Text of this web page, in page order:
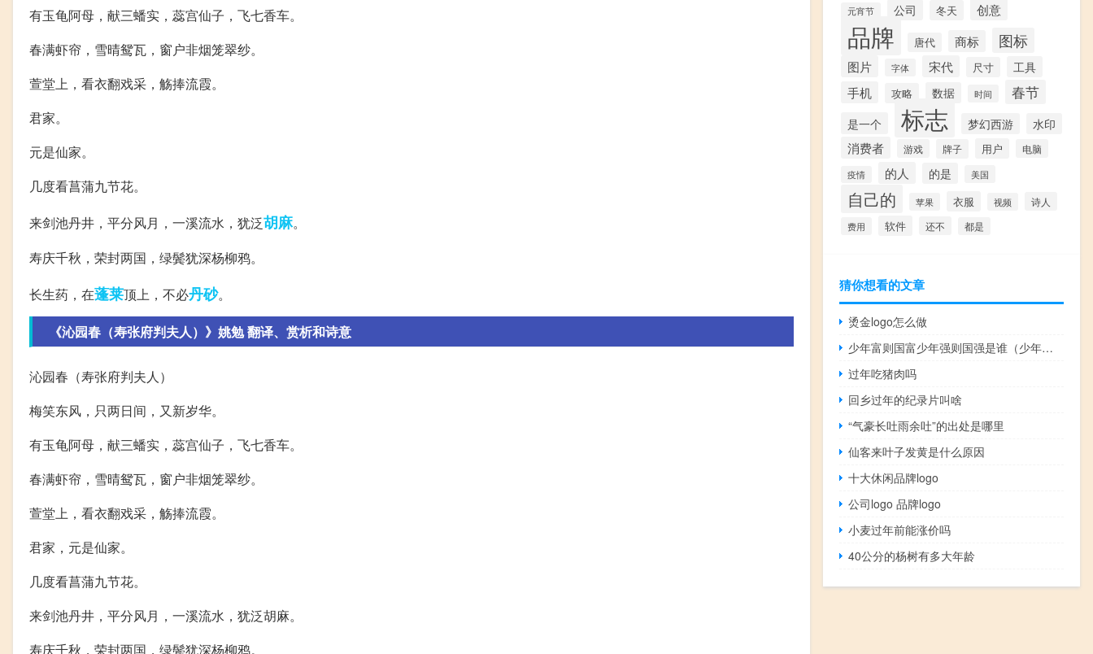
有玉龟阿母，献三蟠实，蕊宫仙子，飞七香车。
春满虾帘，雪晴鸳瓦，窗户非烟笼翠纱。
萱堂上，看衣翻戏采，觞捧流霞。
君家。
元是仙家。
几度看菖蒲九节花。
来剑池丹井，平分风月，一溪流水，犹泛胡麻。
寿庆千秋，荣封两国，绿鬓犹深杨柳鸦。
长生药，在蓬莱顶上，不必丹砂。
《沁园春（寿张府判夫人）》姚勉 翻译、赏析和诗意
沁园春（寿张府判夫人）
梅笑东风，只两日间，又新岁华。
有玉龟阿母，献三蟠实，蕊宫仙子，飞七香车。
春满虾帘，雪晴鸳瓦，窗户非烟笼翠纱。
萱堂上，看衣翻戏采，觞捧流霞。
君家，元是仙家。
几度看菖蒲九节花。
来剑池丹井，平分风月，一溪流水，犹泛胡麻。
寿庆千秋，荣封两国，绿鬓犹深杨柳鸦。
元宵节 公司 冬天 创意
品牌 唐代 商标 图标
图片 字体 宋代 尺寸 工具
手机 攻略 数据 时间 春节
是一个 标志 梦幻西游 水印
消费者 游戏 牌子 用户 电脑
疫情 的人 的是 美国
自己的 苹果 衣服 视频 诗人
费用 软件 还不 都是
猜你想看的文章
烫金logo怎么做
少年富则国富少年强则国强是谁（少年富则国富 少年强则国强什么意思）
过年吃猪肉吗
回乡过年的纪录片叫啥
“气豪长吐雨余吐”的出处是哪里
仙客来叶子发黄是什么原因
十大休闲品牌logo
公司logo 品牌logo
小麦过年前能涨价吗
40公分的杨树有多大年龄